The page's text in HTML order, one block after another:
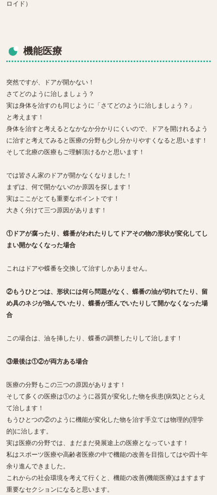
ロイド）
機能医療
突然ですが、ドアが開かない！
さてどのように治しましょう？
実は身体を治すのも同じように「さてどのように治しましょう？」
と考えます！
身体を治すと考えるとなかなか分かりにくいので、ドアを開けれるよう
に治すと考えてみると医療の分野も少し分かりやすくなると思います！
そして北療の医療もご理解頂けるかと思います！
では皆さん家のドアが開かなくなりました！
まずは、何で開かないのか原因を探します！
実はここがとても重要なポイントです！
大きく分けて三つ原因があります！
①ドアが腐ったり、蝶番がわれたりしてドアその物の形状が変化してし
まい開かなくなった場合
これはドアや蝶番を交換して治すしかありません。
②もうひとつは、形状には何ら問題がなく、蝶番の油が切れてたり、留
め具のネジが弛んでいたり、蝶番が歪んでいたりして開かなくなった場
合
この場合は、油を挿したり、蝶番の調整したりして治します！
③最後は①②が両方ある場合
医療の分野もこの三つの原因があります！
そして多くの医療は①のように器質が変化した物を疾患(病気)ととらえ
て治します！
もうひとつの②のように機能が変化した物を治す手立ては物理的(理学
的)に治します。
実は医療の分野では、まだまだ発展途上の医療となっています！
私はスポーツ医療や高齢者医療の中で機能の改善を目指してはや四十年
余り進んできました。
これからの社会環境を考えて行くと、機能の改善(機能医療)はますます
重要なセクションになると思います。